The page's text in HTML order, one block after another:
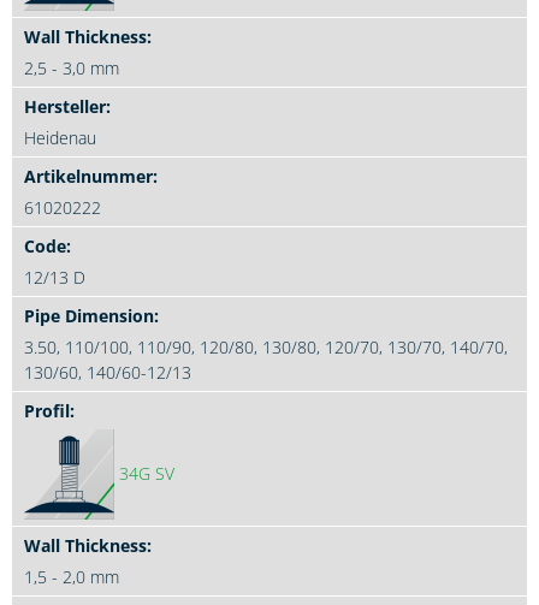
2,5 - 3,0 mm
Heidenau
61020222
12/13 D
3.50, 110/100, 110/90, 120/80, 130/80, 120/70, 130/70, 140/70,
130/60, 140/60-12/13
34G SV
1,5 - 2,0 mm